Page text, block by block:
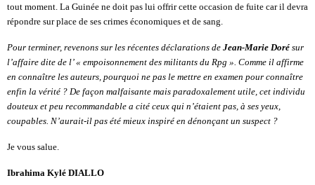
tout moment. La Guinée ne doit pas lui offrir cette occasion de fuite car il devra
répondre sur place de ses crimes économiques et de sang.
Pour terminer, revenons sur les récentes déclarations de Jean-Marie Doré sur
l’affaire dite de l’ « empoisonnement des militants du Rpg ». Comme il affirme
en connaître les auteurs, pourquoi ne pas le mettre en examen pour connaître
enfin la vérité ? De façon malfaisante mais paradoxalement utile, cet individu
douteux et peu recommandable a cité ceux qui n’étaient pas, à ses yeux,
coupables. N’aurait-il pas été mieux inspiré en dénonçant un suspect ?
Je vous salue.
Ibrahima Kylé DIALLO